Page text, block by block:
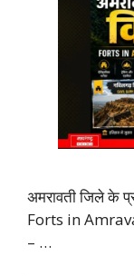
अमरावती जिले
Forts in
– …